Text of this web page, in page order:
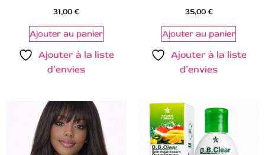
31,00€
Ajouter au panier
Ajouter à la liste
d’envies
35,00€
Ajouter au panier
Ajouter à la liste
d’envies